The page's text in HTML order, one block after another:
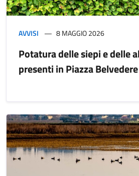
AVVISI 8 MAGGIO 2026
Potatura delle siepi e delle
presenti in Piazza Belvedere